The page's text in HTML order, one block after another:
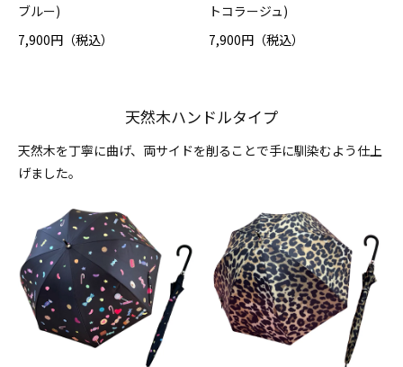
ブルー)
7,900円（税込）
トコラージュ)
7,900円（税込）
天然木ハンドルタイプ
天然木を丁寧に曲げ、両サイドを削ることで手に馴染むよう仕上
げました。